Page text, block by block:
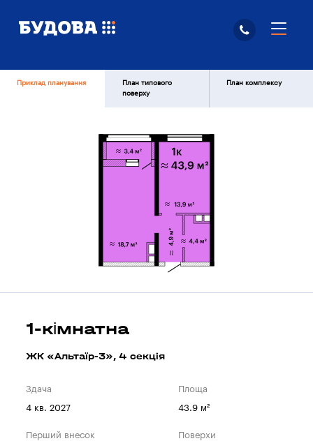
Приклад планування
План типового
поверху
План комплексу
1-кімнатна
ЖК «Альтаїр-3», 4 секцiя
Здача
4 кв. 2027
Площа
43.9 м²
Перший внесок Поверхи